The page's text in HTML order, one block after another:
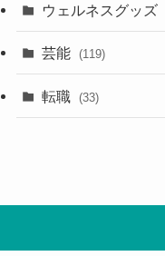
ウェルネスグッズ
芸能 (119)
転職 (33)